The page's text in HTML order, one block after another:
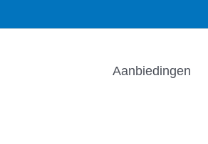
Aanbiedingen